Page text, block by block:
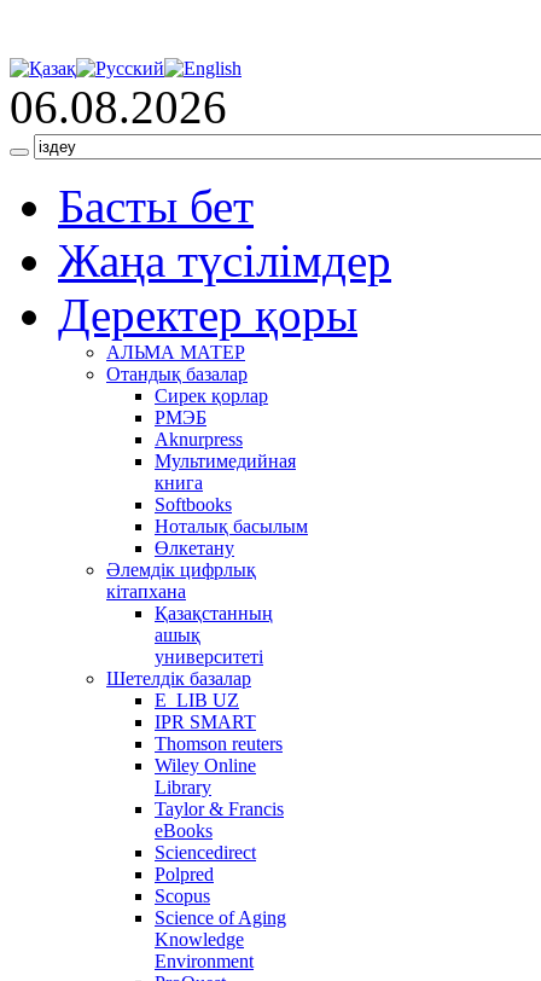
06.08.2026
Басты бет
Жаңа түсілімдер
Деректер қоры
АЛЬМА МАТЕР
Отандық базалар
Сирек қорлар
РМЭБ
Аknurpress
Мультимедийная
книга
Softbooks
Ноталық басылым
Өлкетану
Әлемдік цифрлық
кітапхана
Қазақстанның
ашық
университеті
Шетелдік базалар
E_LIB UZ
IPR SMART
Thomson reuters
Wiley Online
Library
Taylor & Francis
eBooks
Sciencedirect
Polpred
Scopus
Science of Aging
Knowledge
Environment